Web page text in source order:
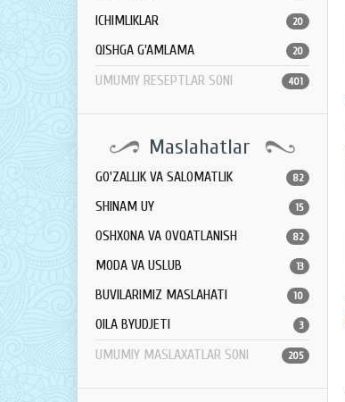
ICHIMLIKLAR 20
QISHGA G'AMLAMA 20
UMUMIY RESEPTLAR SONI 401
Maslahatlar
GO'ZALLIK VA SALOMATLIK 82
SHINAM UY 15
OSHXONA VA OVQATLANISH 82
MODA VA USLUB 13
BUVILARIMIZ MASLAHATI 10
OILA BYUDJETI 3
UMUMIY MASLAXATLAR SONI 205